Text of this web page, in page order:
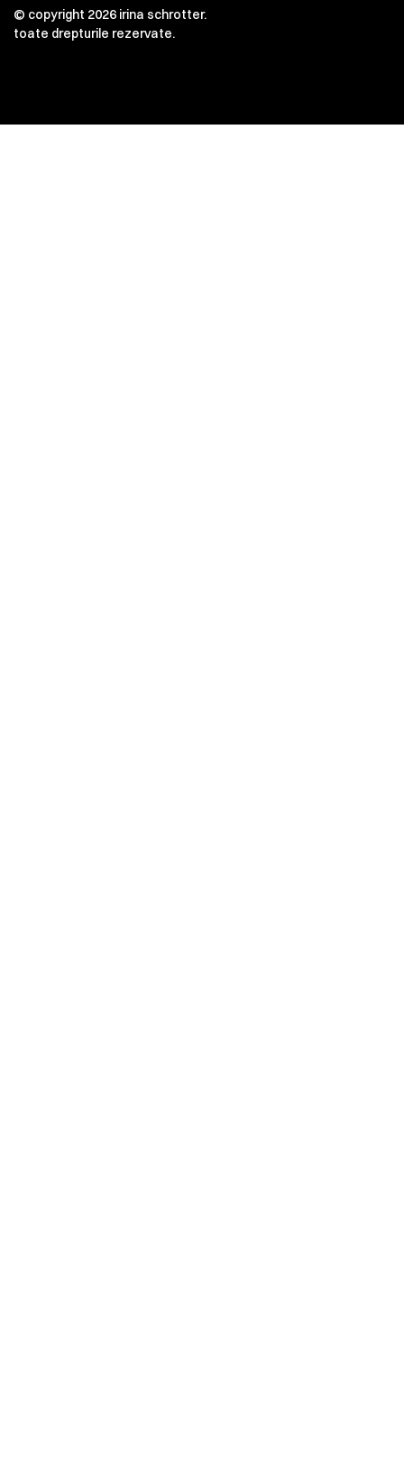
© copyright 2026 irina schrotter.
toate drepturile rezervate.